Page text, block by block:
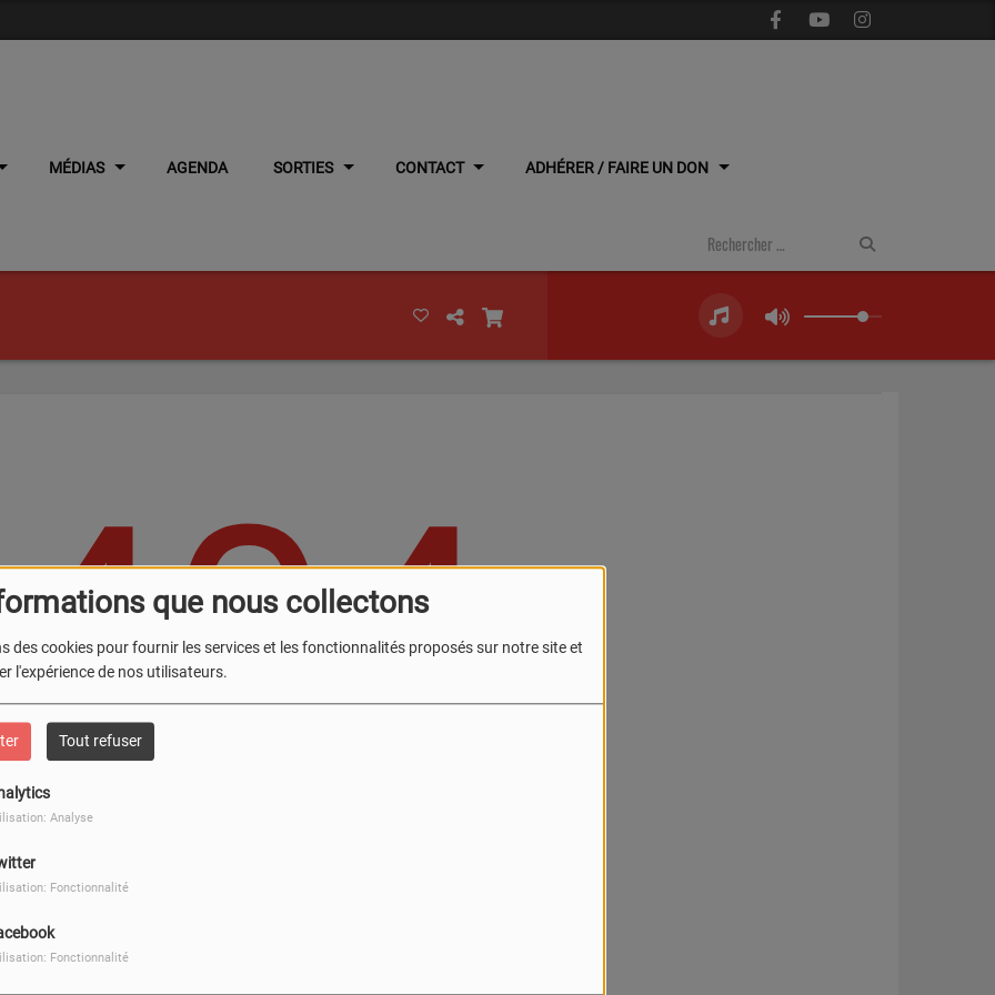
que nous collectons
des cookies pour fournir les services et les fonctionnalités proposés sur notre site et
l'expérience de nos utilisateurs.
Tout refuser
Analyse
Fonctionnalité
Fonctionnalité
MÉDIAS AGENDA SORTIES CONTACT ADHÉRER / FAIRE UN DON
404
vous avez rencontré une erreur.
Il semble que la page que vous recherchez n’existe plus.